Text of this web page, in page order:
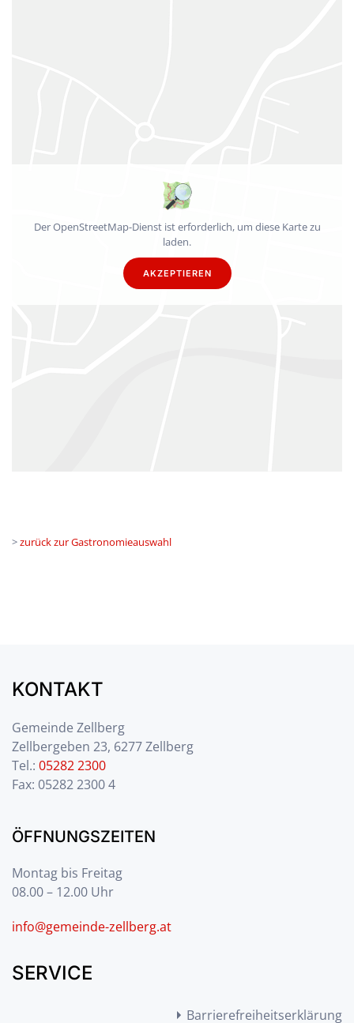
Der OpenStreetMap-Dienst ist erforderlich, um diese Karte zu
laden.
AKZEPTIEREN
>zurück zur Gastronomieauswahl
KONTAKT
Gemeinde Zellberg
Zellbergeben 23, 6277 Zellberg
Tel.: 05282 2300
Fax: 05282 2300 4
ÖFFNUNGSZEITEN
Montag bis Freitag
08.00 – 12.00 Uhr
info@gemeinde-zellberg.at
SERVICE
Barrierefreiheitserklärung